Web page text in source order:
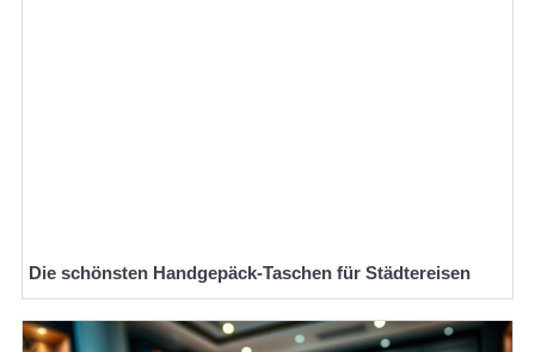
Die schönsten Handgepäck-Taschen für Städtereisen